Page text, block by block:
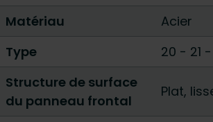
Matériau
Acier
Type
20 - 21 -
Structure de surface
du panneau frontal
Plat,